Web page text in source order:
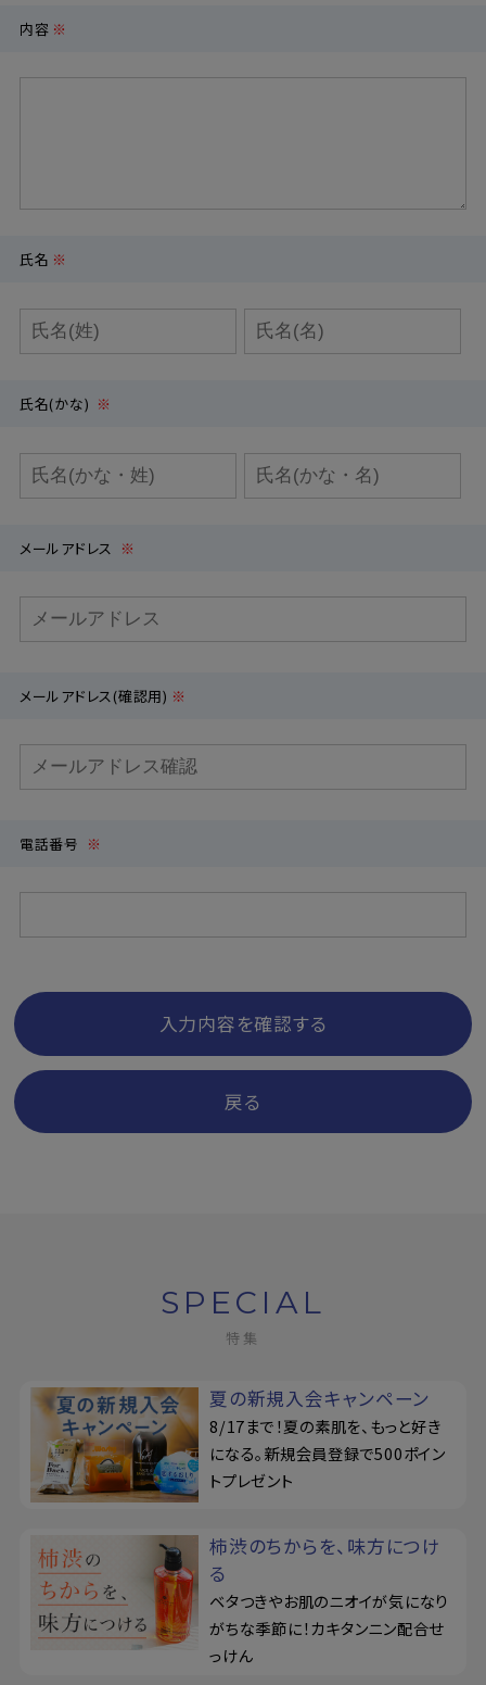
よくあるご質問
利用規約
内容 ※
氏名 ※
氏名(かな) ※
メールアドレス ※
メールアドレス(確認用) ※
電話番号 ※
入力内容を確認する
戻る
SPECIAL
特集
夏の新規入会キャンペーン
8/17まで！夏の素肌を、もっと好き
になる。新規会員登録で500ポイン
トプレゼント
柿渋のちからを、味方につけ
る
ベタつきやお肌のニオイが気になり
がちな季節に！カキタンニン配合せ
っけん